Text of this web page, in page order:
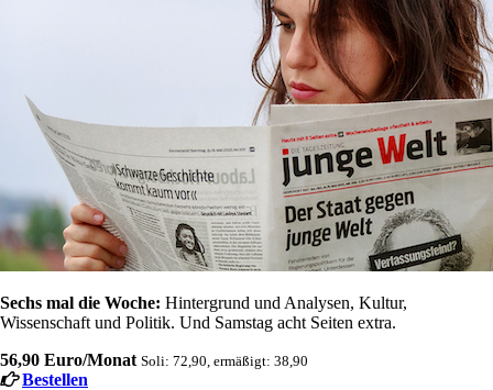
Sechs mal die Woche: Hintergrund und Analysen, Kultur,
Wissenschaft und Politik. Und Samstag acht Seiten extra.
56,90 Euro/Monat Soli: 72,90, ermäßigt: 38,90
Bestellen